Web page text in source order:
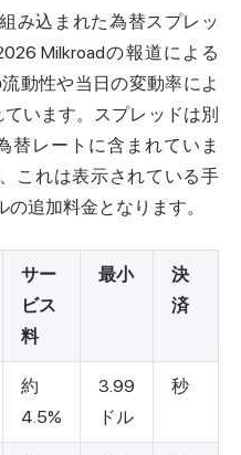
み込まれた為替スプレッ
Milkroadの報道による
動性や当日の変動率によ
います。スプレッドは別
替レートに含まれていま
これは表示されている手
追加料金となります。
サー
ビス
料
最小
決
済
約
4.5%
3.99
ドル
秒